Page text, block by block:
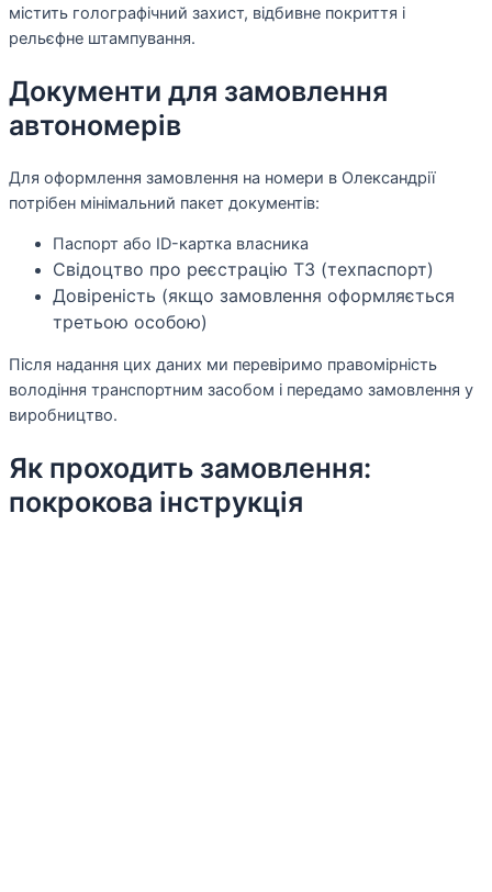
містить голографічний захист, відбивне покриття і
рельєфне штампування.
Документи для замовлення
автономерів
Для оформлення замовлення на номери в Олександрії
потрібен мінімальний пакет документів:
Паспорт або ID-картка власника
Свідоцтво про реєстрацію ТЗ (техпаспорт)
Довіреність (якщо замовлення оформляється
третьою особою)
Після надання цих даних ми перевіримо правомірність
володіння транспортним засобом і передамо замовлення у
виробництво.
Як проходить замовлення:
покрокова інструкція